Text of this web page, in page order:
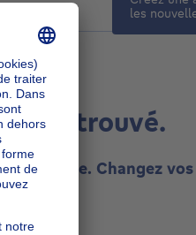
trouvé.
Changez vos
les